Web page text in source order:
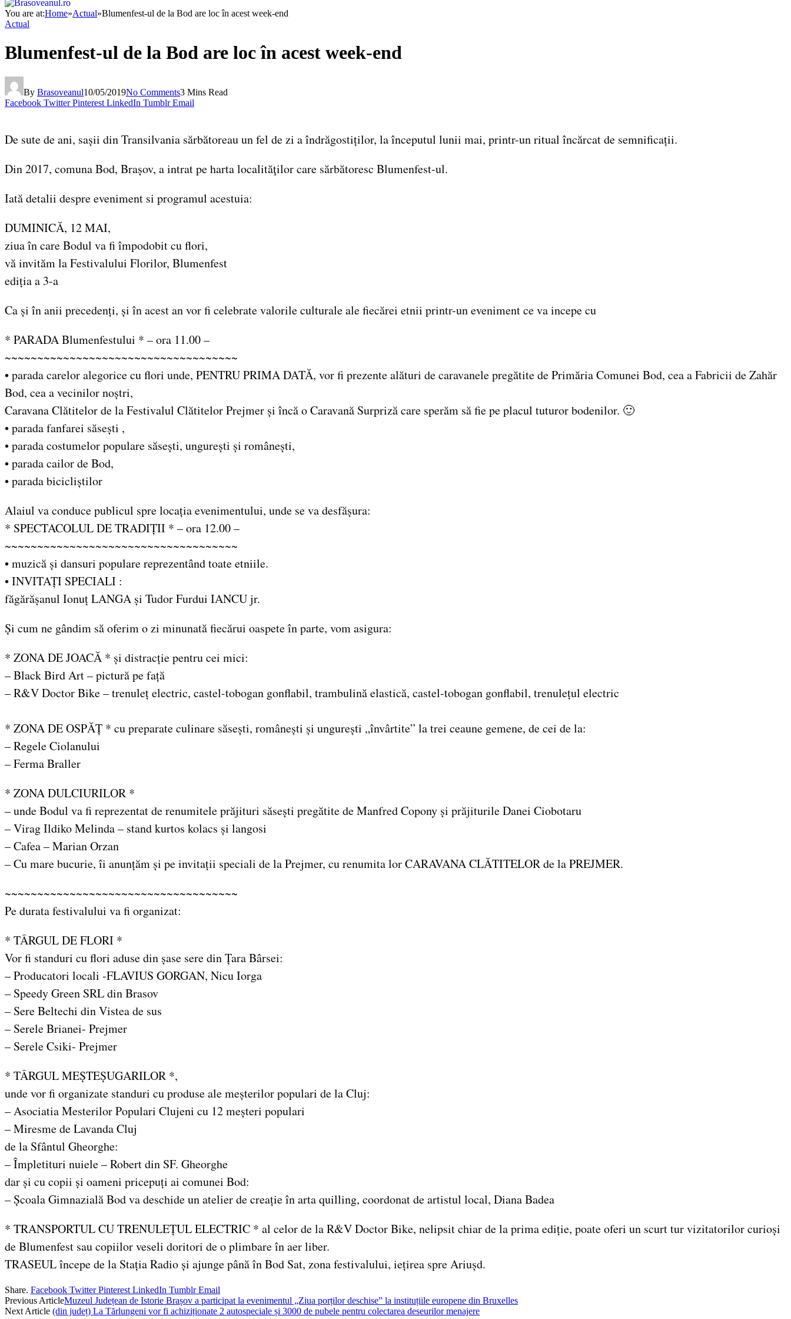
You are at:Home»Actual»Blumenfest-ul de la Bod are loc în acest week-end
Actual
Blumenfest-ul de la Bod are loc în acest week-end
By Brasoveanul10/05/2019No Comments3 Mins Read
Facebook Twitter Pinterest LinkedIn Tumblr Email
De sute de ani, sașii din Transilvania sărbătoreau un fel de zi a îndrăgostiților, la începutul lunii mai, printr-un ritual încărcat de semnificații.
Din 2017, comuna Bod, Brașov, a intrat pe harta localităţilor care sărbătoresc Blumenfest-ul.
Iată detalii despre eveniment si programul acestuia:
DUMINICĂ, 12 MAI,
ziua în care Bodul va fi împodobit cu flori,
vă invităm la Festivalului Florilor, Blumenfest
ediția a 3-a
Ca și în anii precedenți, și în acest an vor fi celebrate valorile culturale ale fiecărei etnii printr-un eveniment ce va incepe cu
* PARADA Blumenfestului * – ora 11.00 –
~~~~~~~~~~~~~~~~~~~~~~~~~~~~~~~~~~~~
• parada carelor alegorice cu flori unde, PENTRU PRIMA DATĂ, vor fi prezente alături de caravanele pregătite de Primăria Comunei Bod, cea a Fabricii de Zahăr
Bod, cea a vecinilor noștri,
Caravana Clătitelor de la Festivalul Clătitelor Prejmer și încă o Caravană Surpriză care sperăm să fie pe placul tuturor bodenilor. 🙂
• parada fanfarei săsești ,
• parada costumelor populare săsești, ungurești și românești,
• parada cailor de Bod,
• parada bicicliștilor
Alaiul va conduce publicul spre locația evenimentului, unde se va desfășura:
* SPECTACOLUL DE TRADIȚII * – ora 12.00 –
~~~~~~~~~~~~~~~~~~~~~~~~~~~~~~~~~~~~
• muzică și dansuri populare reprezentând toate etniile.
• INVITAȚI SPECIALI :
făgărășanul Ionuț LANGA și Tudor Furdui IANCU jr.
Și cum ne gândim să oferim o zi minunată fiecărui oaspete în parte, vom asigura:
* ZONA DE JOACĂ * și distracție pentru cei mici:
– Black Bird Art – pictură pe față
– R&V Doctor Bike – trenuleț electric, castel-tobogan gonflabil, trambulină elastică, castel-tobogan gonflabil, trenulețul electric
* ZONA DE OSPĂȚ * cu preparate culinare săsești, românești și ungurești „învârtite” la trei ceaune gemene, de cei de la:
– Regele Ciolanului
– Ferma Braller
* ZONA DULCIURILOR *
– unde Bodul va fi reprezentat de renumitele prăjituri săsești pregătite de Manfred Copony și prăjiturile Danei Ciobotaru
– Virag Ildiko Melinda – stand kurtos kolacs și langosi
– Cafea – Marian Orzan
– Cu mare bucurie, îi anunțăm și pe invitații speciali de la Prejmer, cu renumita lor CARAVANA CLĂTITELOR de la PREJMER.
~~~~~~~~~~~~~~~~~~~~~~~~~~~~~~~~~~~~
Pe durata festivalului va fi organizat:
* TÂRGUL DE FLORI *
Vor fi standuri cu flori aduse din șase sere din Țara Bârsei:
– Producatori locali -FLAVIUS GORGAN, Nicu Iorga
– Speedy Green SRL din Brasov
– Sere Beltechi din Vistea de sus
– Serele Brianei- Prejmer
– Serele Csiki- Prejmer
* TÂRGUL MEȘTEȘUGARILOR *,
unde vor fi organizate standuri cu produse ale meșterilor populari de la Cluj:
– Asociatia Mesterilor Populari Clujeni cu 12 meșteri populari
– Miresme de Lavanda Cluj
de la Sfântul Gheorghe:
– Împletituri nuiele – Robert din SF. Gheorghe
dar și cu copii și oameni pricepuți ai comunei Bod:
– Școala Gimnazială Bod va deschide un atelier de creație în arta quilling, coordonat de artistul local, Diana Badea
* TRANSPORTUL CU TRENULEȚUL ELECTRIC * al celor de la R&V Doctor Bike, nelipsit chiar de la prima ediție, poate oferi un scurt tur vizitatorilor curioși
de Blumenfest sau copiilor veseli doritori de o plimbare în aer liber.
TRASEUL începe de la Stația Radio și ajunge până în Bod Sat, zona festivalului, iețirea spre Ariușd.
Share. Facebook Twitter Pinterest LinkedIn Tumblr Email
Previous ArticleMuzeul Județean de Istorie Brașov a participat la evenimentul „Ziua porților deschise” la instituțiile europene din Bruxelles
Next Article (din județ) La Tărlungeni vor fi achiziționate 2 autospeciale și 3000 de pubele pentru colectarea deseurilor menajere